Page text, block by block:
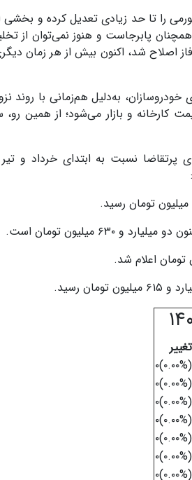
را تا حد زیادی تعدیل کرده و بخشی
پابرجاست و هنوز نمی‌توان از
اصلاح شد، اکنون بیش از هر زمان
به‌دلیل هم‌زمانی با روند
کارخانه و بازار می‌شود؛ از همین رو،
نسبت به ابتدای خرداد و
تغییر
(۰.۰۰%)۰
(۰.۰۰%)۰
(۰.۰۰%)۰
(۰.۰۰%)۰
(۰.۰۰%)۰
(۰.۰۰%)۰
(۰.۰۰%)۰